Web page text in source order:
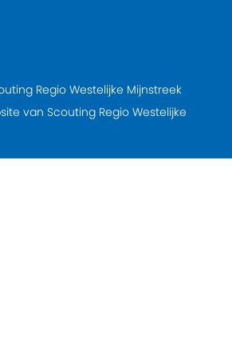
Regio Westelijke Mijnstreek
van Scouting Regio Westelijke